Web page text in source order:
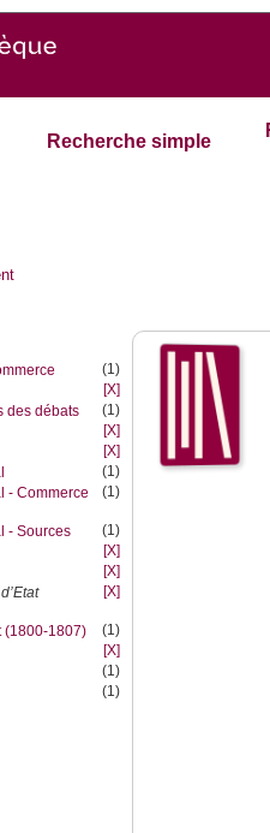
Recherche simple
(1)
[X]
des débats
(1)
[X]
[X]
(1)
- Commerce
(1)
- Sources
(1)
[X]
[X]
[X]
(1800-1807)
(1)
[X]
(1)
(1)